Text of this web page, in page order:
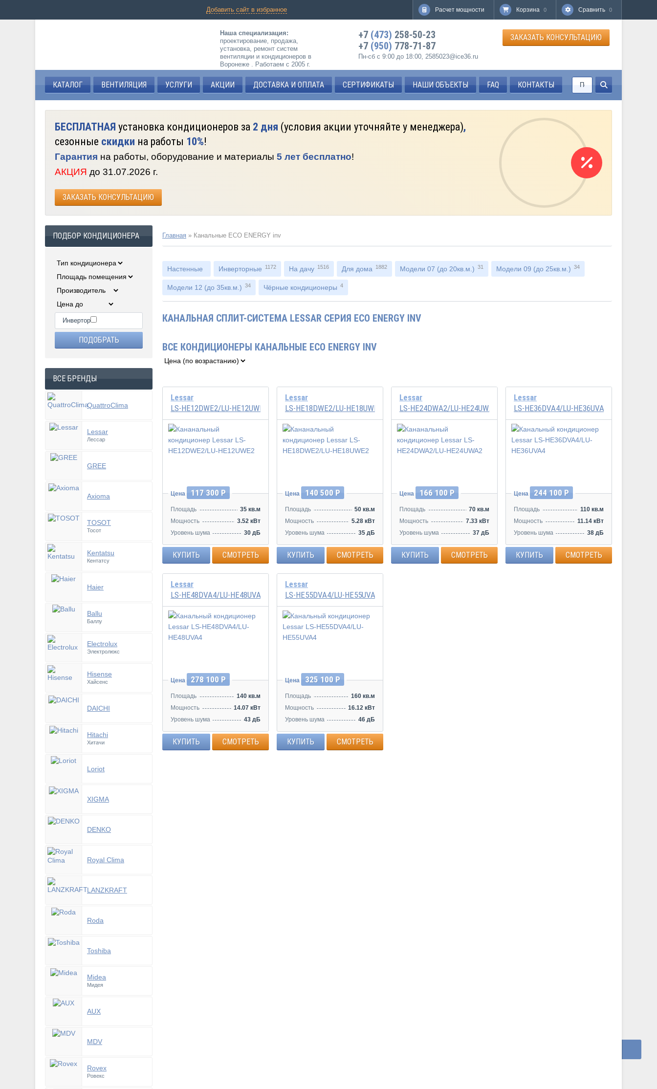
Расчет мощности Корзина 0 Сравнить 0
Добавить сайт в избранное
Наша специализация:
проектирование, продажа,
установка, ремонт систем
вентиляции и кондиционеров в
Воронеже . Работаем с 2005 г.
+7 (473) 258-50-23
+7 (950) 778-71-87
Пн-сб с 9:00 до 18:00, 2585023@ice36.ru
ЗАКАЗАТЬ КОНСУЛЬТАЦИЮ
КАТАЛОГ ВЕНТИЛЯЦИЯ УСЛУГИ АКЦИИ ДОСТАВКА И ОПЛАТА СЕРТИФИКАТЫ НАШИ ОБЪЕКТЫ FAQ КОНТАКТЫ
БЕСПЛАТНАЯ установка кондиционеров за 2 дня (условия акции уточняйте у менеджера),
сезонные скидки на работы 10%!
Гарантия на работы, оборудование и материалы 5 лет бесплатно!
АКЦИЯ до 31.07.2026 г.
ЗАКАЗАТЬ КОНСУЛЬТАЦИЮ
Главная » Канальные ECO ENERGY inv
Настенные Инверторные 1172 На дачу 1516 Для дома 1882 Модели 07 (до 20кв.м.) 31 Модели 09 (до 25кв.м.) 34
Модели 12 (до 35кв.м.) 34 Чёрные кондиционеры 4
КАНАЛЬНАЯ СПЛИТ-СИСТЕМА LESSAR СЕРИЯ ECO ENERGY INV
ВСЕ КОНДИЦИОНЕРЫ КАНАЛЬНЫЕ ECO ENERGY INV
Lessar
LS-HE12DWE2/LU-HE12UWE2
Инвертор
Цена 117 300 Р
Площадь
35 кв.м
Мощность
3.52 кВт
Уровень шума
30 дБ
КУПИТЬ СМОТРЕТЬ
Lessar
LS-HE18DWE2/LU-HE18UWE2
Инвертор
Цена 140 500 Р
Площадь
50 кв.м
Мощность
5.28 кВт
Уровень шума
35 дБ
КУПИТЬ СМОТРЕТЬ
Lessar
LS-HE24DWA2/LU-HE24UWA2
Инвертор
Цена 166 100 Р
Площадь
70 кв.м
Мощность
7.33 кВт
Уровень шума
37 дБ
КУПИТЬ СМОТРЕТЬ
Lessar
LS-HE36DVA4/LU-HE36UVA4
Цена 244 100 Р
Площадь
110 кв.м
Мощность
11.14 кВт
Уровень шума
38 дБ
КУПИТЬ СМОТРЕТЬ
Lessar
LS-HE48DVA4/LU-HE48UVA4
Цена 278 100 Р
Площадь
140 кв.м
Мощность
14.07 кВт
Уровень шума
43 дБ
КУПИТЬ СМОТРЕТЬ
Lessar
LS-HE55DVA4/LU-HE55UVA4
Цена 325 100 Р
Площадь
160 кв.м
Мощность
16.12 кВт
Уровень шума
46 дБ
КУПИТЬ СМОТРЕТЬ
ПОДБОР КОНДИЦИОНЕРА
Инвертор
ВСЕ БРЕНДЫ
QuattroClima
Lessar
Лессар
GREE
Axioma
TOSOT
Тосот
Kentatsu
Кентатсу
Haier
Ballu
Баллу
Electrolux
Электролюкс
Hisense
Хайсенс
DAICHI
Hitachi
Хитачи
Loriot
XIGMA
DENKO
Royal Clima
LANZKRAFT
Roda
Toshiba
Midea
Мидея
AUX
MDV
Rovex
Ровекс